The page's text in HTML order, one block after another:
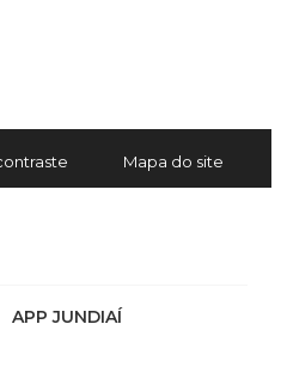
Mapa do site
APP JUNDIAÍ